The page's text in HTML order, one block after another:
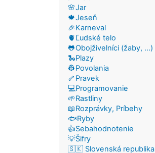
🌸Jar
🍁Jeseň
🎉Karneval
🫀Ľudské telo
🐸Obojživelníci (žaby, ...)
🐍Plazy
👷Povolania
🦴Pravek
💻Programovanie
🌱Rastliny
📖Rozprávky, Príbehy
🐟Ryby
👍Sebahodnotenie
💡Šifry
🇸🇰 Slovenská republika